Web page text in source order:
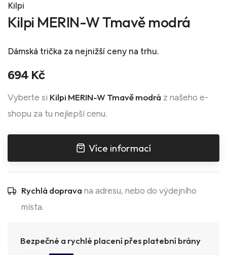
Kilpi
Kilpi MERIN-W Tmavě modrá
Dámská trička za nejnižší ceny na trhu.
694 Kč
Vyberte si Kilpi MERIN-W Tmavě modrá z našeho e-
shopu za tu nejlepší cenu.
Více informací
Rychlá doprava na adresu, nebo do výdejního
místa.
Bezpečné a rychlé placení přes platební brány